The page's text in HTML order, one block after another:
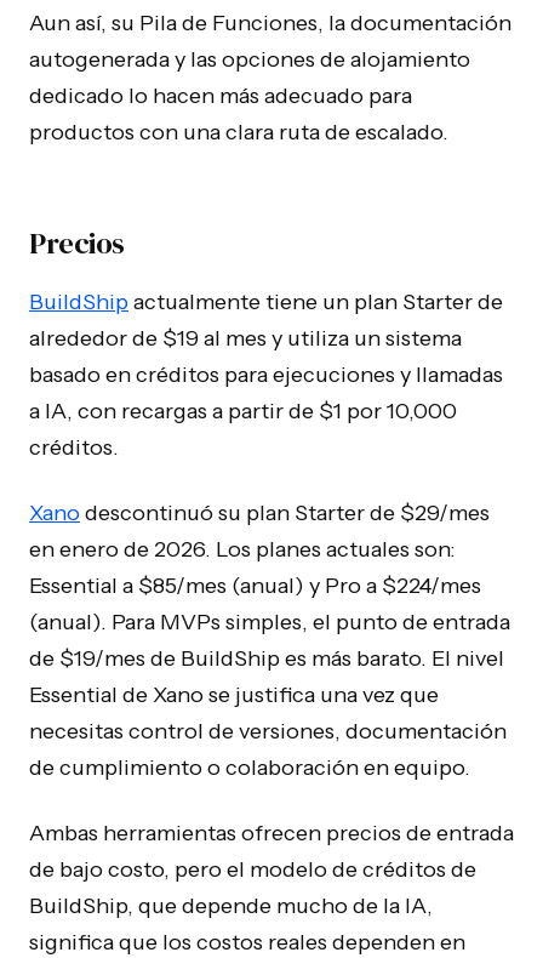
Aun así, su Pila de Funciones, la documentación
autogenerada y las opciones de alojamiento
dedicado lo hacen más adecuado para
productos con una clara ruta de escalado.
Precios
BuildShipactualmente tiene un plan Starter de
alrededor de $19 al mes y utiliza un sistema
basado en créditos para ejecuciones y llamadas
a IA, con recargas a partir de $1 por 10,000
créditos.
Xanodescontinuó su plan Starter de $29/mes
en enero de 2026. Los planes actuales son:
Essential a $85/mes (anual) y Pro a $224/mes
(anual). Para MVPs simples, el punto de entrada
de $19/mes de BuildShip es más barato. El nivel
Essential de Xano se justifica una vez que
necesitas control de versiones, documentación
de cumplimiento o colaboración en equipo.
Ambas herramientas ofrecen precios de entrada
de bajo costo, pero el modelo de créditos de
BuildShip, que depende mucho de la IA,
significa que los costos reales dependen en